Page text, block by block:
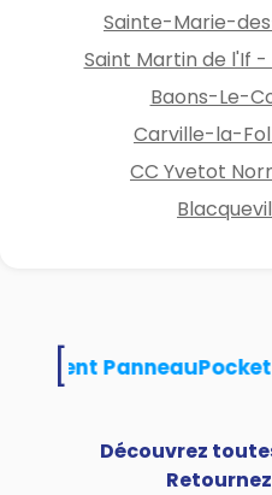
Sainte-Marie-
Saint Martin de l'If
Baons-Le-
Carville-la-
CC Yvetot
PanneauPocket
Découvrez